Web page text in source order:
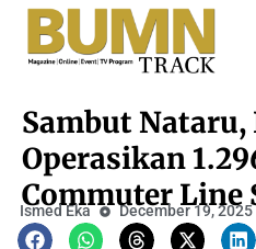
Sambut
Operasikan
Commuter Line
Ismed Eka December 19, 2025